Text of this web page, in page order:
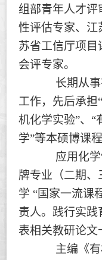
组部青年人才
性评估专家、江
苏省工信厅项目
会评专家。
长期从事
工作，先后承担
机化学实验”、“
学”等本硕博课程
应用化学“
牌专业（二期、
学 “国家一流课
责人。践行实践
表相关教研论文
主编《有